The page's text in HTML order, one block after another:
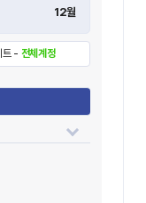
12월
트 - 전체계정